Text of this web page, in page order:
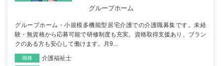
グループホーム
グループホーム・小規模多機能型居宅介護での介護職募集です。未経
験・無資格から応募可能で研修制度も充実。資格取得支援あり、ブラン
クのある方も安心して働けます。月9...
職種 介護福祉士